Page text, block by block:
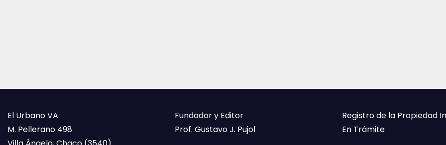
El Urbano VA
M. Pellerano 498
Fundador y Editor
Prof. Gustavo J. Pujol
Registro de la Propiedad
En Trámite